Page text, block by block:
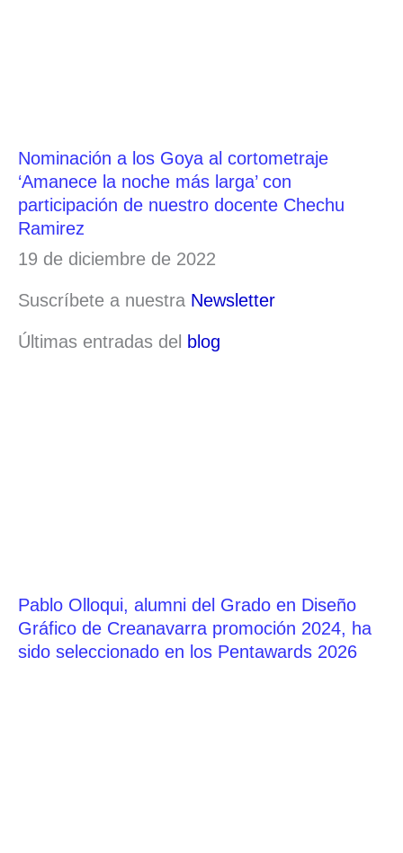
Nominación a los Goya al cortometraje
‘Amanece la noche más larga’ con
participación de nuestro docente Chechu
Ramirez
19 de diciembre de 2022
Suscríbete a nuestra Newsletter
Últimas entradas del blog
Pablo Olloqui, alumni del Grado en Diseño
Gráfico de Creanavarra promoción 2024, ha
sido seleccionado en los Pentawards 2026